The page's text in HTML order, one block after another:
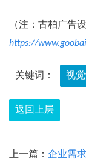
（注：古柏广告
https://
关键词： 视
返回上层
上一篇： 企业需